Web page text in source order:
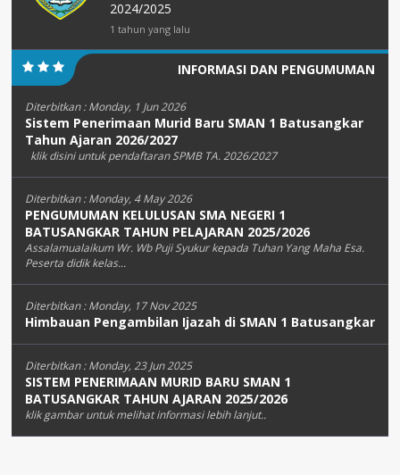
2024/2025
1 tahun yang lalu
INFORMASI DAN PENGUMUMAN
Diterbitkan :Monday, 1 Jun 2026
Sistem Penerimaan Murid Baru SMAN 1 Batusangkar
Tahun Ajaran 2026/2027
klik disini untuk pendaftaran SPMB TA. 2026/2027
Diterbitkan :Monday, 4 May 2026
PENGUMUMAN KELULUSAN SMA NEGERI 1
BATUSANGKAR TAHUN PELAJARAN 2025/2026
Assalamualaikum Wr. Wb Puji Syukur kepada Tuhan Yang Maha Esa.
Peserta didik kelas...
Diterbitkan :Monday, 17 Nov 2025
Himbauan Pengambilan Ijazah di SMAN 1 Batusangkar
Diterbitkan :Monday, 23 Jun 2025
SISTEM PENERIMAAN MURID BARU SMAN 1
BATUSANGKAR TAHUN AJARAN 2025/2026
klik gambar untuk melihat informasi lebih lanjut..